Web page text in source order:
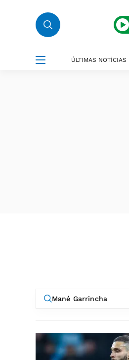
ÚLTIMAS NOTÍCIAS